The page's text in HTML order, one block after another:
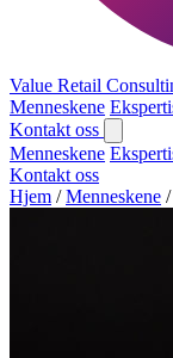
Value Retail
Menneskene
Kontakt oss
Menneskene
Kontakt oss
Hjem / Menneskene /